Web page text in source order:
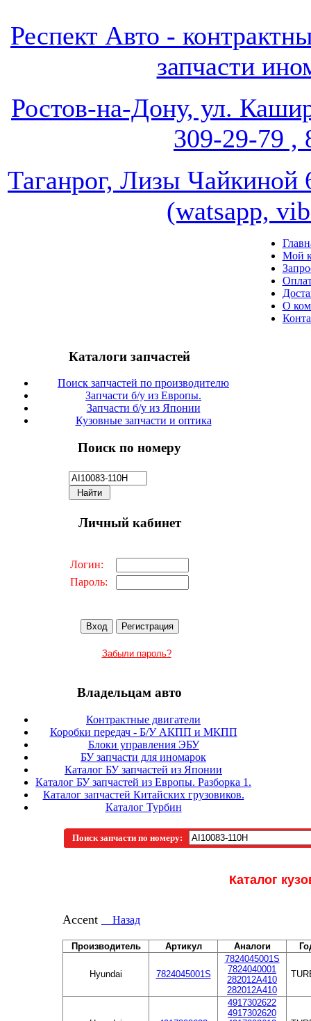
Респект Авто -
запчасти
Ростов-на-Дону, ул.
309-29-79 ,
Таганрог, Лизы
(watsapp,
Мой
О
Каталоги запчастей
Поиск запчастей по производителю
Запчасти б/у из Европы.
Запчасти б/у из Японии
Кузовные запчасти и оптика
Поиск по номеру
Личный кабинет
Логин:
Пароль:
Забыли пароль?
Владельцам авто
Контрактные двигатели
Коробки передач - Б/У АКПП и МКПП
Блоки управления ЭБУ
БУ запчасти для иномарок
Каталог БУ запчастей из Японии
Каталог БУ запчастей из Европы. Разборка 1.
Каталог запчастей Китайских грузовиков.
Каталог Турбин
Поиск запчасти по номеру:
Каталог
Accent Назад
Производитель Артикул Аналоги
Hyundai 7824045001S
7824045001S
7824040001
282012A410
282012A410
4917302622
4917302620